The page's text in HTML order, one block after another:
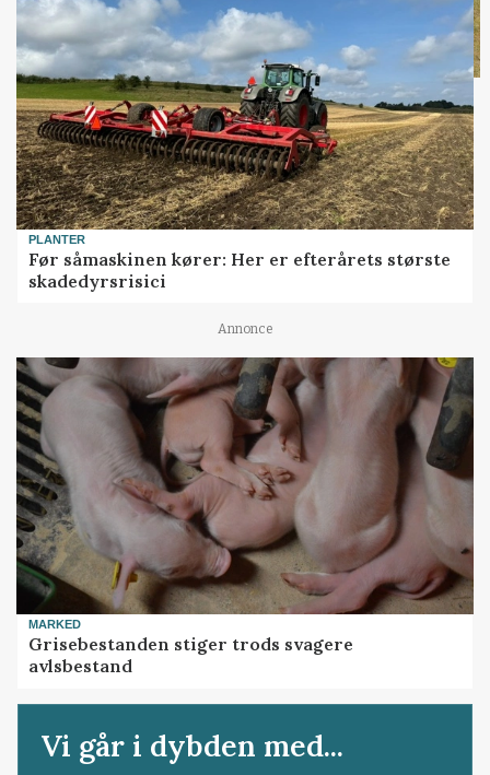
PLANTER
Før såmaskinen kører: Her er efterårets største
skadedyrsrisici
Annonce
MARKED
Grisebestanden stiger trods svagere
avlsbestand
Vi går i dybden med...